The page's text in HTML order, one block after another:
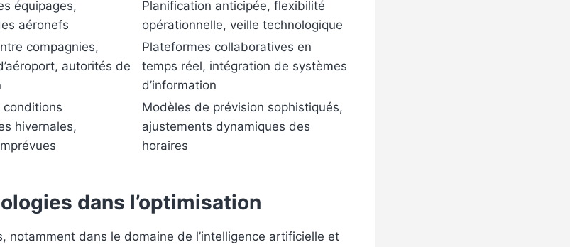
équipages,
aéronefs
Planification anticipée, flexibilité
opérationnelle, veille technologique
compagnies,
autorités de
Plateformes collaboratives en
temps réel, intégration de systèmes
d’information
conditions
hivernales,
Modèles de prévision sophistiqués,
ajustements dynamiques des
horaires
dans l’optimisation
notamment dans le domaine de l’intelligence artificielle et